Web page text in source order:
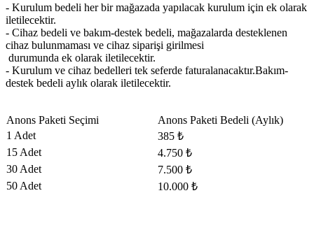
- Kurulum bedeli her bir mağazada yapılacak kurulum için ek olarak
iletilecektir.
- Cihaz bedeli ve bakım-destek bedeli, mağazalarda desteklenen
cihaz bulunmaması ve cihaz siparişi girilmesi
durumunda ek olarak iletilecektir.
- Kurulum ve cihaz bedelleri tek seferde faturalanacaktır.Bakım-
destek bedeli aylık olarak iletilecektir.
​Anons Paketi Seçimi
​Anons Paketi Bedeli (Aylık)
1 Adet
385 ₺
15 Adet
​4.750 ₺
30 Adet
​7.500 ₺
​50 Adet
​10.000 ₺